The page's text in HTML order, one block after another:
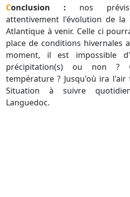
Conclusion : nos
attentivement l'évolution de la
Atlantique à venir. Celle ci
place de conditions hivernales
moment, il est impossible
précipitation(s) ou non ?
température ? Jusqu'où ira
Situation à suivre
Languedoc.